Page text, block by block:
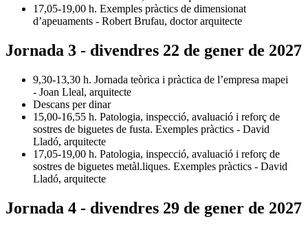
17,05-19,00 h. Exemples pràctics de dimensionat
d’apeuaments - Robert Brufau, doctor arquitecte
Jornada 3 - divendres 22 de gener de 2027
9,30-13,30 h. Jornada teòrica i pràctica de l’empresa mapei
- Joan Lleal, arquitecte
Descans per dinar
15,00-16,55 h. Patologia, inspecció, avaluació i reforç de
sostres de biguetes de fusta. Exemples pràctics - David
Lladó, arquitecte
17,05-19,00 h. Patologia, inspecció, avaluació i reforç de
sostres de biguetes metàl.liques. Exemples pràctics - David
Lladó, arquitecte
Jornada 4 - divendres 29 de gener de 2027